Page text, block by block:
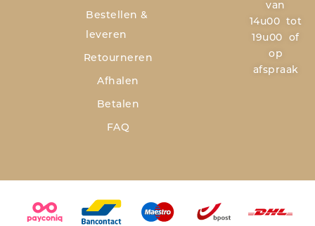
Bestellen &
leveren
Retourneren
Afhalen
Betalen
FAQ
van
14u00 tot
19u00 of
op
afspraak